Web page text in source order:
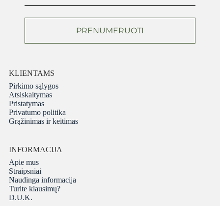
PRENUMERUOTI
KLIENTAMS
Pirkimo sąlygos
Atsiskaitymas
Pristatymas
Privatumo politika
Grąžinimas ir keitimas
INFORMACIJA
Apie mus
Straipsniai
Naudinga informacija
Turite klausimų?
D.U.K.